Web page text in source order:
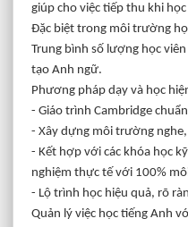
giúp cho việc tiếp thu khi
Đặc biệt trong môi trường
Trung bình số lượng học
tạo Anh ngữ.
Phương pháp dạy và học
- Giáo trình Cambridge
- Xây dựng môi trường
- Kết hợp với các khóa học
nghiệm thực tế với 100%
- Lộ trình học hiệu quả, rõ
Quản lý việc học tiếng Anh